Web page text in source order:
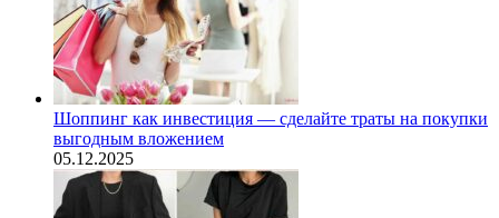
Шоппинг как инвестиция — сделайте траты на покупки
выгодным вложением
05.12.2025